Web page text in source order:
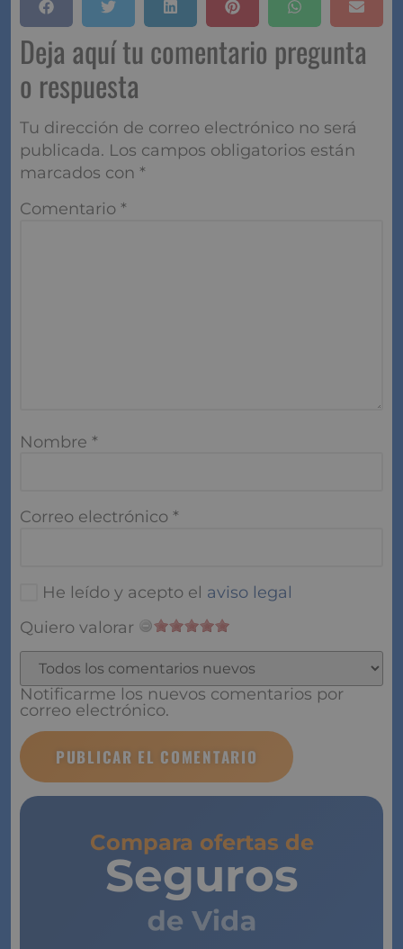
Deja aquí tu comentario pregunta
o respuesta
Tu dirección de correo electrónico no será
publicada. Los campos obligatorios están
marcados con *
Comentario *
Nombre *
Correo electrónico *
He leído y acepto el aviso legal
Quiero valorar
Notificarme los nuevos comentarios por
correo electrónico.
Compara ofertas de
Seguros
de Vida